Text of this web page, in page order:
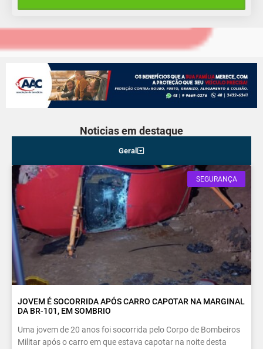
Noticias em destaque
Geral
SEGURANÇA
JOVEM É SOCORRIDA APÓS CARRO CAPOTAR NA MARGINAL
DA BR-101, EM SOMBRIO
Uma jovem de 20 anos foi socorrida pelo Corpo de Bombeiros
Militar após o carro em que estava capotar na noite desta